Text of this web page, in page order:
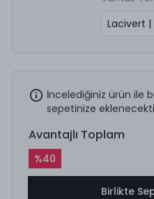
İncelediğiniz ürün ile
sepetinize
Avantajlı Toplam
%40
Birlikte